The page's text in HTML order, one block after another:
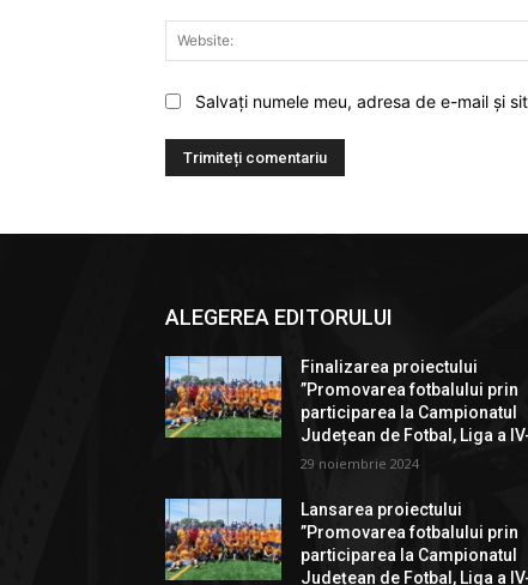
Salvați numele meu, adresa de e-mail și
ALEGEREA EDITORULUI
Finalizarea proiectului
”Promovarea fotbalului prin
participarea la Campionatul
Județean de Fotbal, Liga a
29 noiembrie 2024
Lansarea proiectului
”Promovarea fotbalului prin
participarea la Campionatul
Județean de Fotbal, Liga a